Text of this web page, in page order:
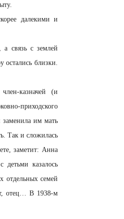
далекими и
а связь с землей
остались близки.
казначей (и
приходского
им мать
Так и сложилась
заметит: Анна
детьми казалось
отдельных семей
отец… В 1938-м